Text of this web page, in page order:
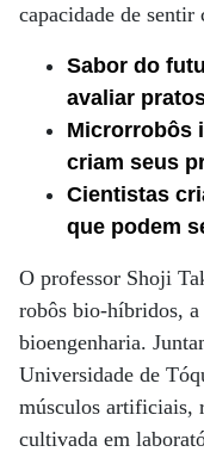
capacidade de sentir
Sabor do
avaliar
Microrrobôs
criam seus
Cientistas
que podem
O professor Shoji
robôs bio-híbridos, a
bioengenharia.
Universidade de
músculos artificiais,
cultivada em